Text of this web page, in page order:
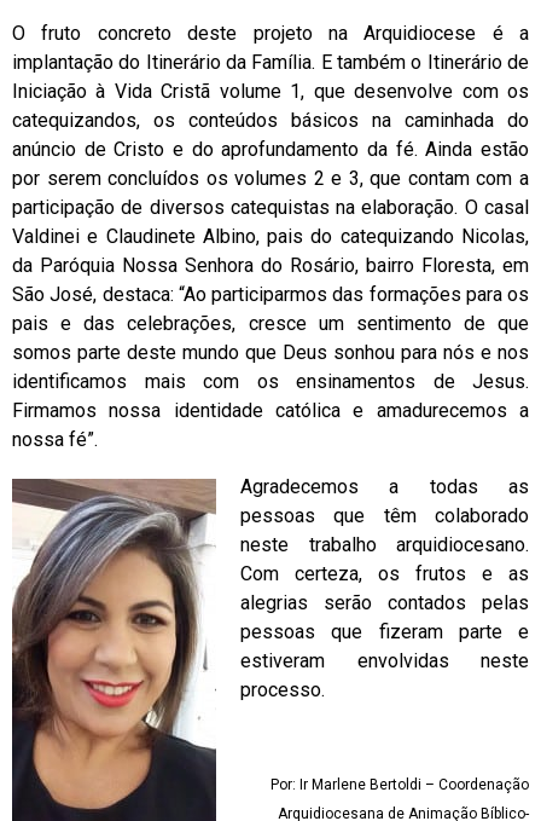
O fruto concreto deste projeto na Arquidiocese é a
implantação do Itinerário da Família. E também o Itinerário de
Iniciação à Vida Cristã volume 1, que desenvolve com os
catequizandos, os conteúdos básicos na caminhada do
anúncio de Cristo e do aprofundamento da fé. Ainda estão
por serem concluídos os volumes 2 e 3, que contam com a
participação de diversos catequistas na elaboração. O casal
Valdinei e Claudinete Albino, pais do catequizando Nicolas,
da Paróquia Nossa Senhora do Rosário, bairro Floresta, em
São José, destaca: “Ao participarmos das formações para os
pais e das celebrações, cresce um sentimento de que
somos parte deste mundo que Deus sonhou para nós e nos
identificamos mais com os ensinamentos de Jesus.
Firmamos nossa identidade católica e amadurecemos a
nossa fé”.
Agradecemos a todas as
pessoas que têm colaborado
neste trabalho arquidiocesano.
Com certeza, os frutos e as
alegrias serão contados pelas
pessoas que fizeram parte e
estiveram envolvidas neste
processo.
Por: Ir Marlene Bertoldi – Coordenação
Arquidiocesana de Animação Bíblico-